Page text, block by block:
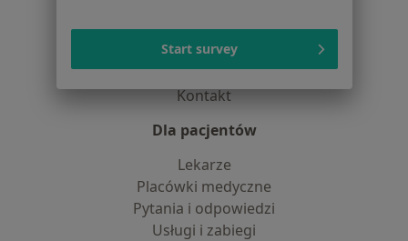
Praca Rekrutujemy!
Partnerzy
Centrum prasowe
Kontakt
Dla pacjentów
Lekarze
Placówki medyczne
Pytania i odpowiedzi
Usługi i zabiegi
Start survey